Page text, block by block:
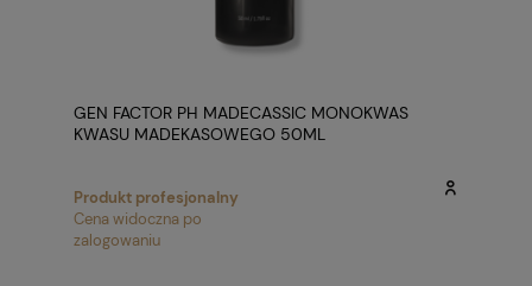
GEN FACTOR PH MADECASSIC MONOKWAS
KWASU MADEKASOWEGO 50ML
Produkt profesjonalny
Cena widoczna po
zalogowaniu